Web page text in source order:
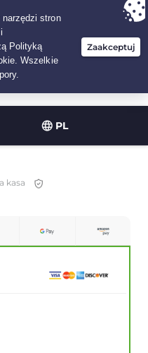
PL
lat w$
kasa